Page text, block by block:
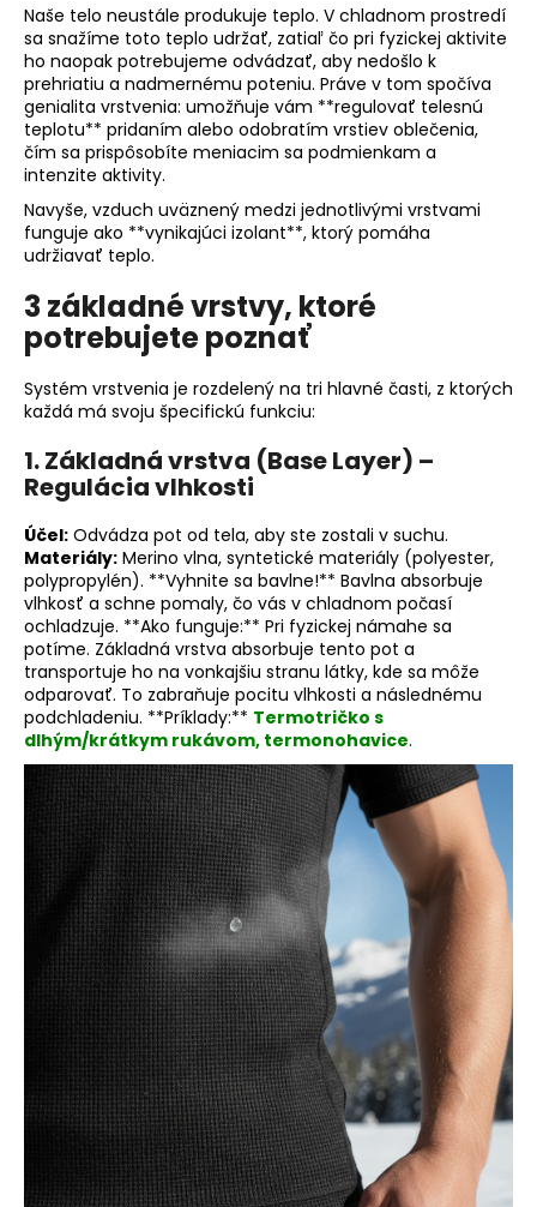
Naše telo neustále produkuje teplo. V chladnom prostredí
sa snažíme toto teplo udržať, zatiaľ čo pri fyzickej aktivite
ho naopak potrebujeme odvádzať, aby nedošlo k
prehriatiu a nadmernému poteniu. Práve v tom spočíva
genialita vrstvenia: umožňuje vám **regulovať telesnú
teplotu** pridaním alebo odobratím vrstiev oblečenia,
čím sa prispôsobíte meniacim sa podmienkam a
intenzite aktivity.
Navyše, vzduch uväznený medzi jednotlivými vrstvami
funguje ako **vynikajúci izolant**, ktorý pomáha
udržiavať teplo.
3 základné vrstvy, ktoré
potrebujete poznať
Systém vrstvenia je rozdelený na tri hlavné časti, z ktorých
každá má svoju špecifickú funkciu:
1. Základná vrstva (Base Layer) –
Regulácia vlhkosti
Účel: Odvádza pot od tela, aby ste zostali v suchu.
Materiály: Merino vlna, syntetické materiály (polyester,
polypropylén). **Vyhnite sa bavlne!** Bavlna absorbuje
vlhkosť a schne pomaly, čo vás v chladnom počasí
ochladzuje. **Ako funguje:** Pri fyzickej námahe sa
potíme. Základná vrstva absorbuje tento pot a
transportuje ho na vonkajšiu stranu látky, kde sa môže
odparovať. To zabraňuje pocitu vlhkosti a následnému
podchladeniu. **Príklady:** Termotričko s
dlhým/krátkym rukávom, termonohavice.
?
HĽADAŤ
O
p
o
r
ú
č
m
e